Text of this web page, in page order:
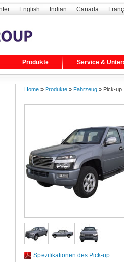
English Indian Canada
Produkte Service &
Home » Produkte » Fahrzeug » Pick-up
Spezifikationen des Pick-up